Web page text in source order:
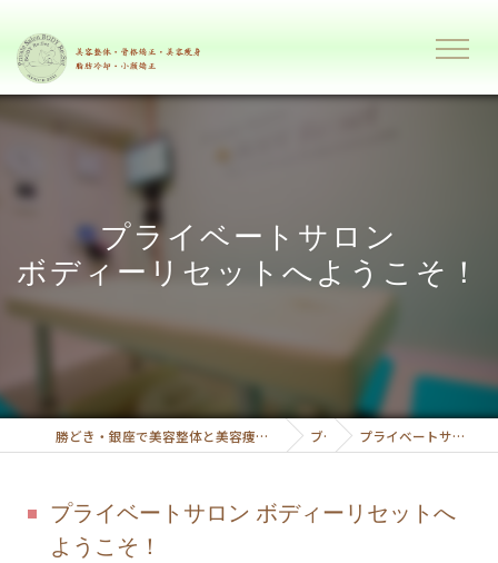
プライベートサロン
ボディーリセットへようこそ！
勝どき・銀座で美容整体と美容痩身で理想のボディーへ導くプライベートサロンボディーリセット ブログ プライベートサロン ボディーリセットへようこそ！
プライベートサロン ボディーリセットへ
ようこそ！